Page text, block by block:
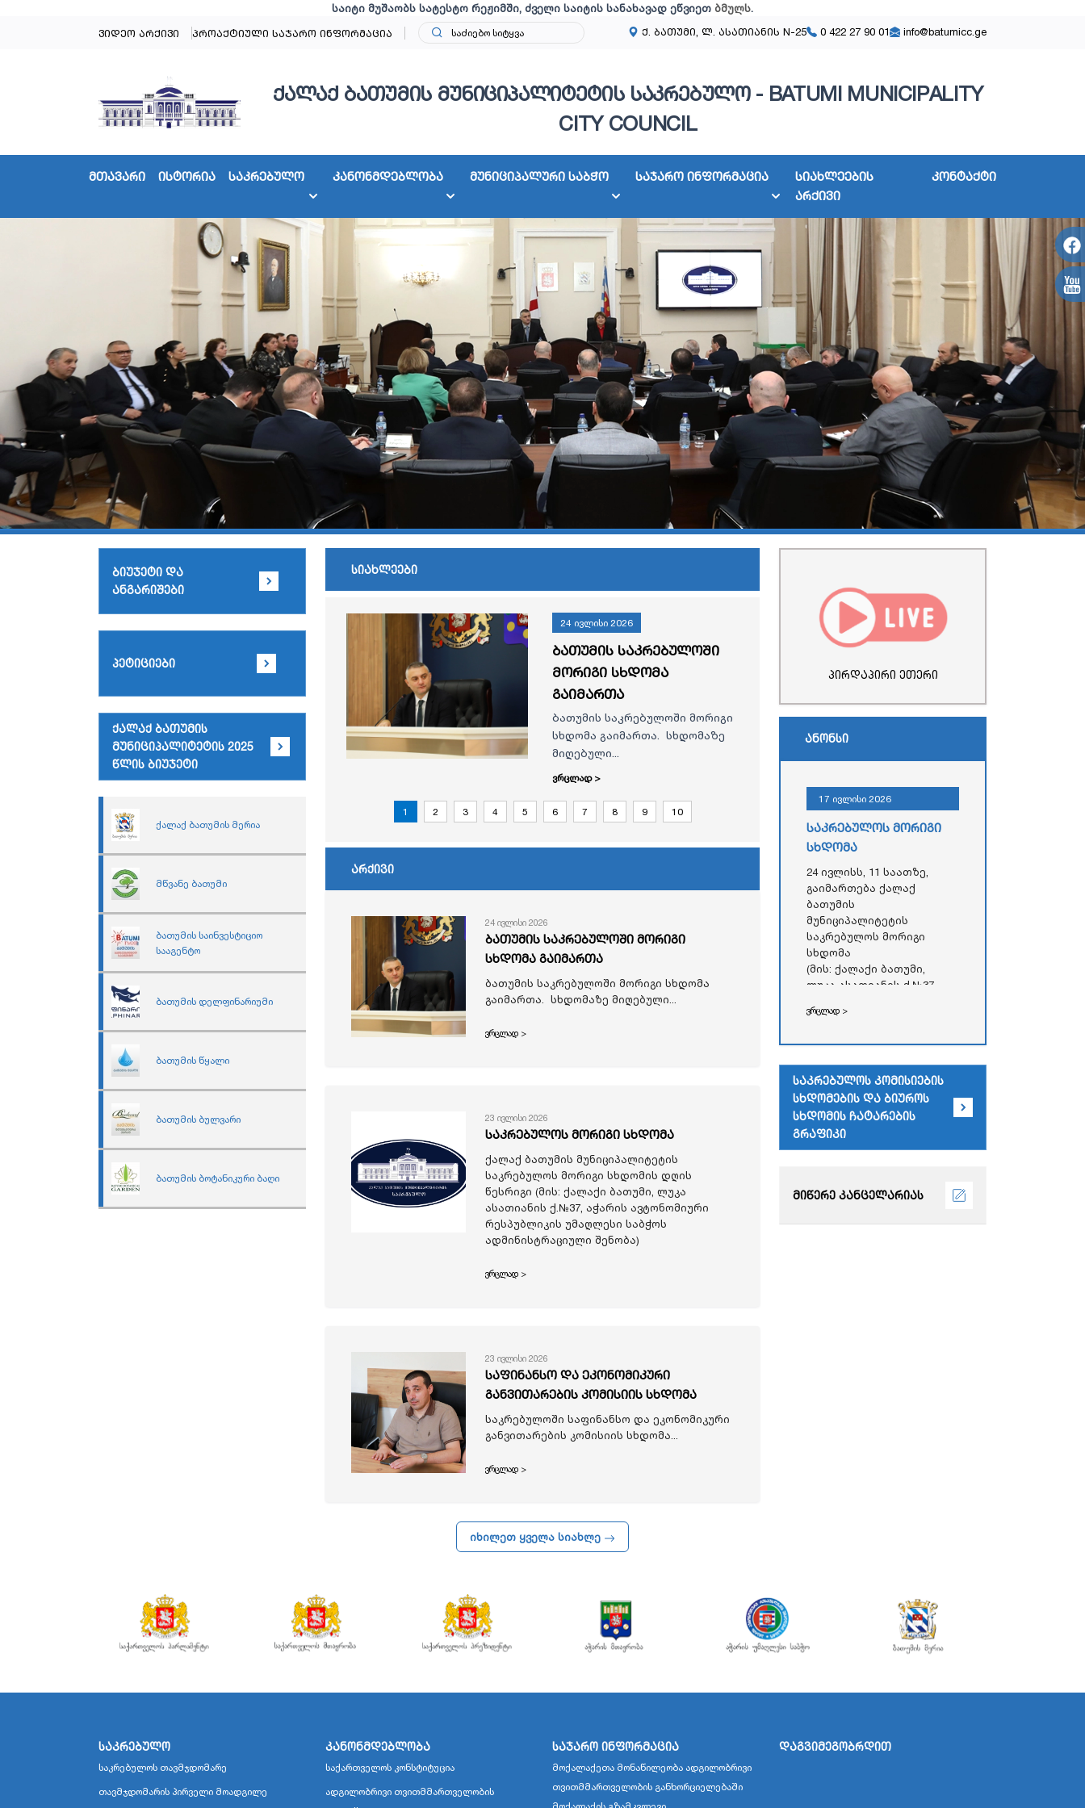
საიტი მუშაობს სატესტო რეჟიმში, ძველი საიტის სანახავად ეწვიეთ ბმულს.
ვიდეო არქივი
პროაქტიული საჯარო ინფორმაცია ქ. ბათუმი, ლ. ასათიანის N-25 0 422 27 90 01 info@batumicc.ge
ქალაქ ბათუმის მუნიციპალიტეტის საკრებულო - BATUMI MUNICIPALITY
CITY COUNCIL
მთავარი ისტორია საკრებულო კანონმდებლობა მუნიციპალური საბჭო საჯარო ინფორმაცია
სიახლეების
არქივი
კონტაქტი
ბიუჯეტი და
ანგარიშები
პეტიციები
ქალაქ ბათუმის
მუნიციპალიტეტის 2025
წლის ბიუჯეტი
ქალაქ ბათუმის მერია
მწვანე ბათუმი
ბათუმის საინვესტიციო
სააგენტო
ბათუმის დელფინარიუმი
ბათუმის წყალი
ბათუმის ბულვარი
ბათუმის ბოტანიკური ბაღი
სიახლეები
24 ივლისი 2026
ბათუმის საკრებულოში
მორიგი სხდომა
გაიმართა
ბათუმის საკრებულოში მორიგი
სხდომა გაიმართა. სხდომაზე
მიღებული...
ვრცლად >
1 2 3 4 5 6 7 8 9 10
არქივი
24 ივლისი 2026
ბათუმის საკრებულოში მორიგი
სხდომა გაიმართა
ბათუმის საკრებულოში მორიგი სხდომა
გაიმართა. სხდომაზე მიღებული...
ვრცლად >
23 ივლისი 2026
საკრებულოს მორიგი სხდომა
ქალაქ ბათუმის მუნიციპალიტეტის
საკრებულოს მორიგი სხდომის დღის
წესრიგი (მის: ქალაქი ბათუმი, ლუკა
ასათიანის ქ.№37, აჭარის ავტონომიური
რესპუბლიკის უმაღლესი საბჭოს
ადმინისტრაციული შენობა)
ვრცლად >
23 ივლისი 2026
საფინანსო და ეკონომიკური
განვითარების კომისიის სხდომა
საკრებულოში საფინანსო და ეკონომიკური
განვითარების კომისიის სხდომა...
ვრცლად >
იხილეთ ყველა სიახლე
პირდაპირი ეთერი
ანონსი
17 ივლისი 2026
საკრებულოს მორიგი
სხდომა
24 ივლისს, 11 საათზე,
გაიმართება ქალაქ
ბათუმის
მუნიციპალიტეტის
საკრებულოს მორიგი
სხდომა
(მის: ქალაქი ბათუმი,
ლუკა ასათიანის ქ.№37,
რესპუბლიკის უმაღლესი
ადმინისტრაციული
შენობა)
ვრცლად >
საკრებულოს კომისიების
სხდომების და ბიუროს
სხდომის ჩატარების
გრაფიკი
მიწერე კანცელარიას
საკრებულო
საკრებულოს თავმჯდომარე
თავმჯდომარის პირველი მოადგილე
კანონმდებლობა
საქართველოს კონსტიტუცია
ადგილობრივი თვითმმართველობის
საჯარო ინფორმაცია
მოქალაქეთა მონაწილეობა ადგილობრივი
თვითმმართველობის განხორციელებაში
დაგვიმეგობრდით